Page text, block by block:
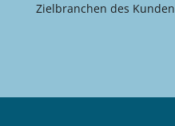
Zielbranchen des Kunden